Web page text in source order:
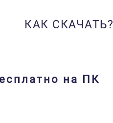
КАК СКАЧАТЬ?
на ПК